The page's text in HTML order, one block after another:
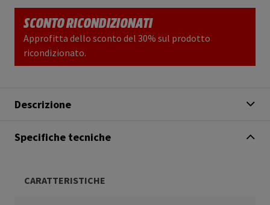
SCONTO RICONDIZIONATI
Approfitta dello sconto del 30% sul prodotto
ricondizionato.
Descrizione
Specifiche tecniche
CARATTERISTICHE